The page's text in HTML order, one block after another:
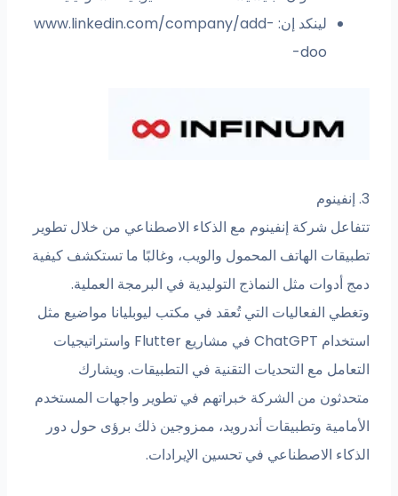
لينكد إن: www.linkedin.com/company/add-
شركة إنفينوم مع الذكاء الاصطناعي من خلال تطوير
الهاتف المحمول والويب، وغالبًا ما تستكشف كيفية
أدوات مثل النماذج التوليدية في البرمجة العملية.
الفعاليات التي تُعقد في مكتب ليوبليانا مواضيع مثل
استخدام ChatGPT في مشاريع Flutter واستراتيجيات
مع التحديات التقنية في التطبيقات. ويشارك
من الشركة خبراتهم في تطوير واجهات المستخدم
وتطبيقات أندرويد، ممزوجين ذلك برؤى حول دور
الاصطناعي في تحسين الإيرادات.